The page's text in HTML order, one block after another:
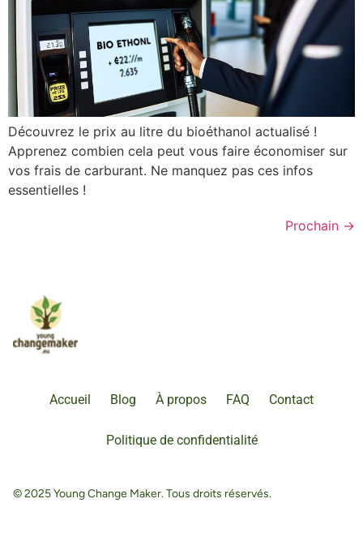
Découvrez le prix au litre du bioéthanol actualisé !
Apprenez combien cela peut vous faire économiser sur
vos frais de carburant. Ne manquez pas ces infos
essentielles !
Prochain →
Accueil Blog À propos FAQ Contact
Politique de confidentialité
© 2025 Young Change Maker. Tous droits réservés.